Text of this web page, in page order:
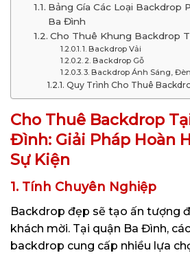
Bảng Gía Các Loại Backdrop
Ba Đình
Cho Thuê Khung Backdrop
1. Backdrop Vải
2. Backdrop Gỗ
3. Backdrop Ánh Sáng,
Quy Trình Cho Thuê
Cho Thuê Backdrop
Đình: Giải Pháp Hoàn
Sự Kiện
1. Tính Chuyên Nghiệp
Backdrop đẹp sẽ tạo ấn tượng
khách mời. Tại quận Ba Đình,
backdrop cung cấp nhiều lựa